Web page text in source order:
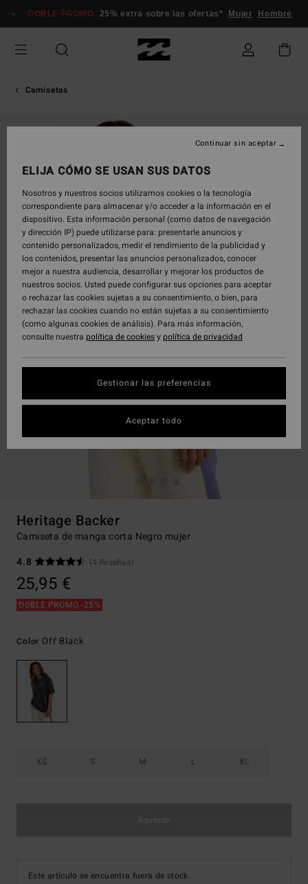
información
DOBLE PROMO 25% extra sobre las ofertas* Mujer Hombre
Camisetas
Heritage Backer
Camiseta de manga corta Negro mujer
4.8
(4 Reseñas)
25,95 €
DOBLE PROMO -25%
Color Off Black
XS S M L XL
Este artículo se encuentra fuera de stock.
ELIJA CÓMO SE USAN SUS DATOS
Nosotros y nuestros socios utilizamos cookies o la tecnología
correspondiente para almacenar y/o acceder a la información en el
dispositivo. Esta información personal (como datos de navegación
y dirección IP) puede utilizarse para: presentarle anuncios y
contenido personalizados, medir el rendimiento de la publicidad y
los contenidos, presentar las anuncios personalizados, conocer
mejor a nuestra audiencia, desarrollar y mejorar los productos de
nuestros socios. Usted puede configurar sus opciones para aceptar
o rechazar las cookies sujetas a su consentimiento, o bien, para
rechazar las cookies cuando no están sujetas a su consentimiento
(como algunas cookies de análisis). Para más información,
consulte nuestra política de cookiesypolítica de privacidad
Gestionar las preferencias
Continuar sin aceptar
Aceptar todo